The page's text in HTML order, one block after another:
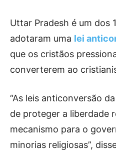
Uttar Pradesh é um dos
adotaram uma lei
que os cristãos
converterem ao
“As leis anticonversão
de proteger a liberdade
mecanismo para o
minorias religiosas”,